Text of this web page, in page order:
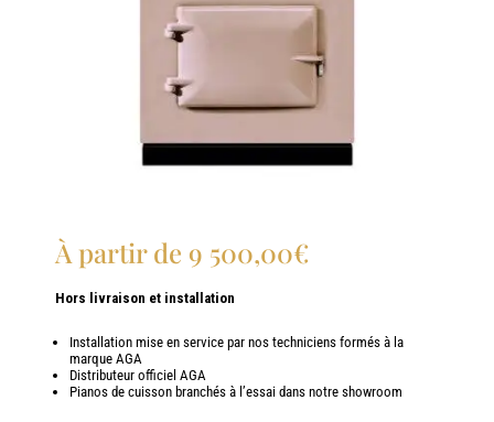
À partir de 9 500,00€
Hors livraison et installation
Installation mise en service par nos techniciens formés à la
marque AGA
Distributeur officiel AGA
Pianos de cuisson branchés à l’essai dans notre showroom